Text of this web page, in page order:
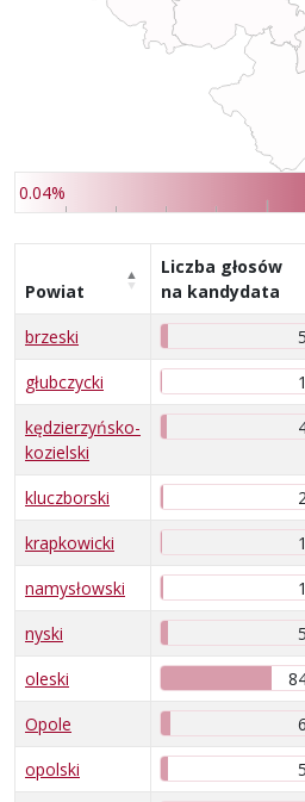
0.04%
Powiat
Liczba głosów
na kandydata
brzeski
głubczycki
kędzierzyńsko-
kozielski
kluczborski
krapkowicki
namysłowski
nyski
oleski
Opole
opolski